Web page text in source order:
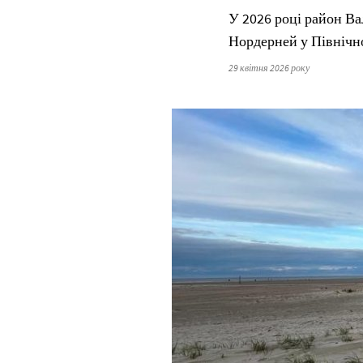
У 2026 році район
Нордерней у
29 квітня 2026 року